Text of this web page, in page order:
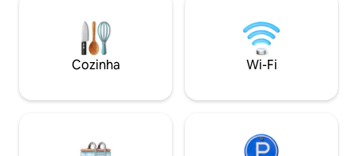
Philipsburg, oferece fácil acesso a praias,
restaurantes e lojas, preservando a
tranquilidade.
pôr do sol. Mude
emoções
Cozinha Wi-Fi